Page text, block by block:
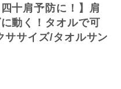
四十肩予防に！】肩
動く！タオルで可
ササイズ/タオルサン